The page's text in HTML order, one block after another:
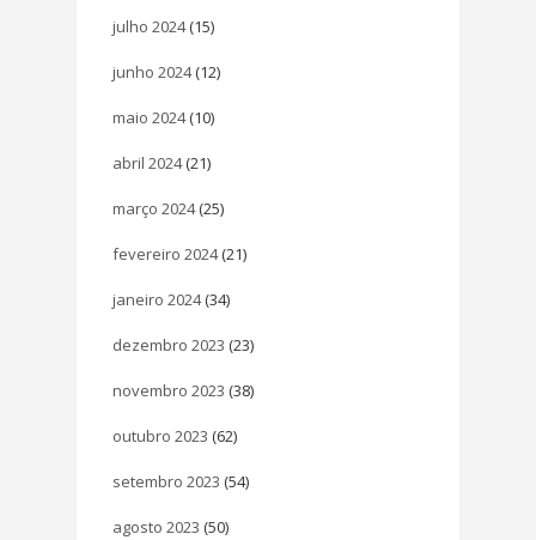
julho 2024(15)
junho 2024(12)
maio 2024(10)
abril 2024(21)
março 2024(25)
fevereiro 2024(21)
janeiro 2024(34)
dezembro 2023 (23)
novembro 2023 (38)
outubro 2023 (62)
setembro 2023 (54)
agosto 2023 (50)